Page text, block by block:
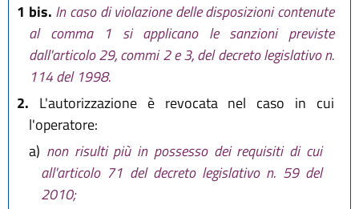
1 bis. In caso di violazione delle disposizioni contenute
al comma 1 si applicano le sanzioni previste
dall'articolo 29, commi 2 e 3, del decreto legislativo n.
114 del 1998.
2. L'autorizzazione è revocata nel caso in cui
l'operatore:
a) non risulti più in possesso dei requisiti di cui
all'articolo 71 del decreto legislativo n. 59 del
2010;